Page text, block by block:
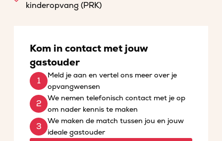
kinderopvang (PRK)
Kom in contact met jouw
gastouder
Meld je aan en vertel ons meer over je
opvangwensen
We nemen telefonisch contact met je op
om nader kennis te maken
We maken de match tussen jou en jouw
ideale gastouder